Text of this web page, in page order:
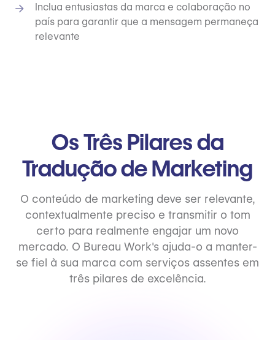
Inclua entusiastas da marca e colaboração no
país para garantir que a mensagem permaneça
relevante
Os Três Pilares da
Tradução de Marketing
O conteúdo de marketing deve ser relevante,
contextualmente preciso e transmitir o tom
certo para realmente engajar um novo
mercado. O Bureau Work's ajuda-o a manter-
se fiel à sua marca com serviços assentes em
três pilares de excelência.